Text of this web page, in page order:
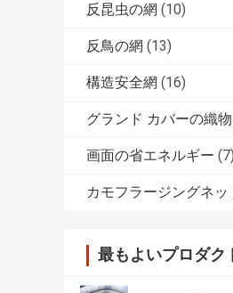
反昆虫の網 (10)
反鳥の網 (13)
構造安全網 (16)
グランド カバーの織物
画面の省エネルギー (7)
カモフラージングネッ
最もよいプロダク